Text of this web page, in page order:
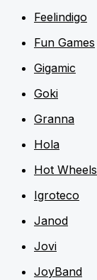
Feelindigo
Fun Games
Gigamic
Goki
Granna
Hola
Hot Wheels
Igroteco
Janod
Jovi
JoyBand